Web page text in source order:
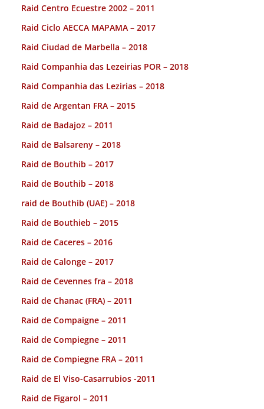
Raid Centro Ecuestre 2002 – 2011
Raid Ciclo AECCA MAPAMA – 2017
Raid Ciudad de Marbella – 2018
Raid Companhia das Lezeirias POR – 2018
Raid Companhia das Lezirias – 2018
Raid de Argentan FRA – 2015
Raid de Badajoz – 2011
Raid de Balsareny – 2018
Raid de Bouthib – 2017
Raid de Bouthib – 2018
raid de Bouthib (UAE) – 2018
Raid de Bouthieb – 2015
Raid de Caceres – 2016
Raid de Calonge – 2017
Raid de Cevennes fra – 2018
Raid de Chanac (FRA) – 2011
Raid de Compaigne – 2011
Raid de Compiegne – 2011
Raid de Compiegne FRA – 2011
Raid de El Viso-Casarrubios -2011
Raid de Figarol – 2011